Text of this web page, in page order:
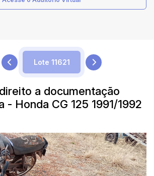
a documentação
- Honda CG 125 1991/1992